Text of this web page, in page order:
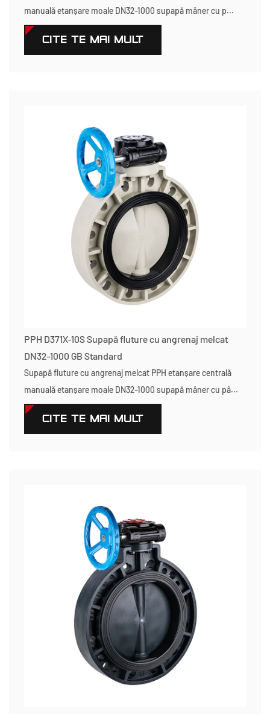
manuală etanșare moale DN32-1000 supapă mâner cu p...
CITEŞTE MAI MULT
PPH D371X-10S Supapă fluture cu angrenaj melcat
DN32-1000 GB Standard
Supapă fluture cu angrenaj melcat PPH etanșare centrală
manuală etanșare moale DN32-1000 supapă mâner cu pâ...
CITEŞTE MAI MULT